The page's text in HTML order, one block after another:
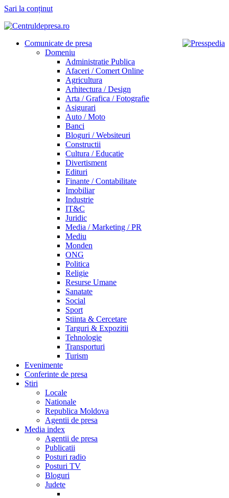
Sari la conținut
Comunicate de presa
Domeniu
Administratie Publica
Afaceri / Comert Online
Agricultura
Arhitectura / Design
Arta / Grafica / Fotografie
Asigurari
Auto / Moto
Banci
Bloguri / Websiteuri
Constructii
Cultura / Educatie
Divertisment
Edituri
Finante / Contabilitate
Imobiliar
Industrie
IT&C
Juridic
Media / Marketing / PR
Mediu
Monden
ONG
Politica
Religie
Resurse Umane
Sanatate
Social
Sport
Stiinta & Cercetare
Targuri & Expozitii
Tehnologie
Transporturi
Turism
Evenimente
Conferinte de presa
Stiri
Locale
Nationale
Republica Moldova
Agentii de presa
Media index
Agentii de presa
Publicatii
Posturi radio
Posturi TV
Bloguri
Judete